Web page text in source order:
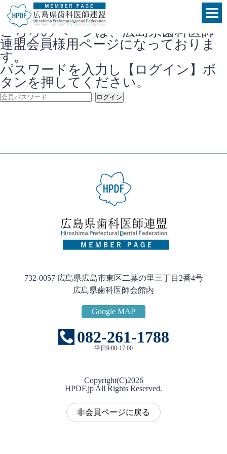
こちらのページは、広島県歯科医師
連盟会員様用ページになっておりま
す。
パスワードを入力し【ログイン】ボ
タンを押してください。
732-0057 広島県広島市東区二葉の里三丁目2番4号
広島県歯科医師会館内
Google MAP
082-261-1788
平日9:00-17:00
Copyright(C)2026
HPDF.jp All Rights Reserved.
非会員ページに戻る